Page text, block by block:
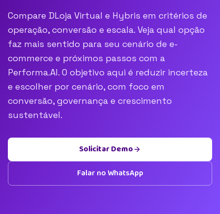
Compare DLoja Virtual e Hybris em critérios de
operação, conversão e escala. Veja qual opção
faz mais sentido para seu cenário de e-
commerce e próximos passos com a
Performa.AI. O objetivo aqui é reduzir incerteza
e escolher por cenário, com foco em
conversão, governança e crescimento
sustentável.
Solicitar Demo
Falar no WhatsApp